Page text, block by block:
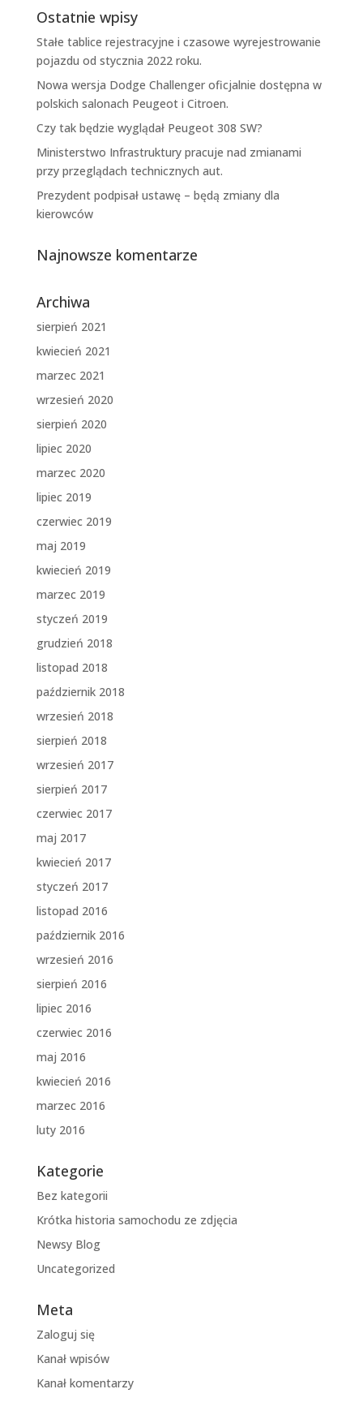
Ostatnie wpisy
Stałe tablice rejestracyjne i czasowe wyrejestrowanie
pojazdu od stycznia 2022 roku.
Nowa wersja Dodge Challenger oficjalnie dostępna w
polskich salonach Peugeot i Citroen.
Czy tak będzie wyglądał Peugeot 308 SW?
Ministerstwo Infrastruktury pracuje nad zmianami
przy przeglądach technicznych aut.
Prezydent podpisał ustawę – będą zmiany dla
kierowców
Najnowsze komentarze
Archiwa
sierpień 2021
kwiecień 2021
marzec 2021
wrzesień 2020
sierpień 2020
lipiec 2020
marzec 2020
lipiec 2019
czerwiec 2019
maj 2019
kwiecień 2019
marzec 2019
styczeń 2019
grudzień 2018
listopad 2018
październik 2018
wrzesień 2018
sierpień 2018
wrzesień 2017
sierpień 2017
czerwiec 2017
maj 2017
kwiecień 2017
styczeń 2017
listopad 2016
październik 2016
wrzesień 2016
sierpień 2016
lipiec 2016
czerwiec 2016
maj 2016
kwiecień 2016
marzec 2016
luty 2016
Kategorie
Bez kategorii
Krótka historia samochodu ze zdjęcia
Newsy Blog
Uncategorized
Meta
Zaloguj się
Kanał wpisów
Kanał komentarzy